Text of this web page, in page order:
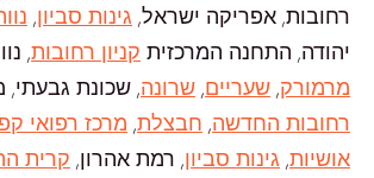
רחובות, אפריקה ישראל, גינות סביון,
יהודה, התחנה המרכזית קניון רחובות,
מרמורק, שעריים, שרונה, שכונת גבעתי,
רחובות החדשה, חבצלת, מרכז רפואי
אושיות, גינות סביון, רמת אהרון, קרית